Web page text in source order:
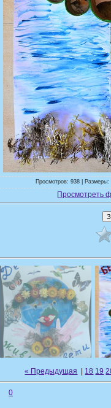
Просмотров: 938 |
Просмотреть
« Предыдущая 18 19
0